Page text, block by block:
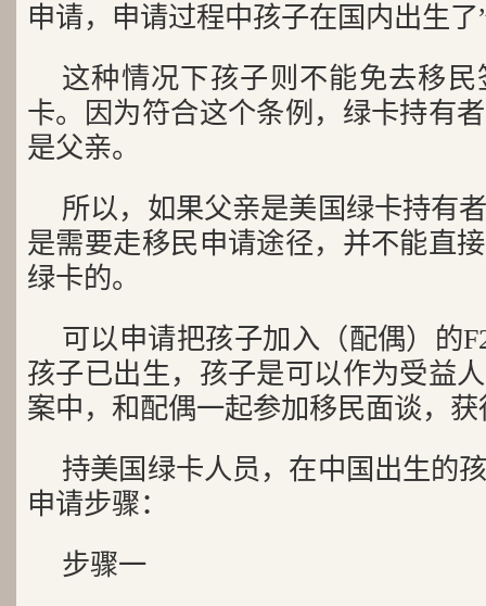
申请，申请过程中孩子在国内出生了
这种情况下孩子则不能免去移
卡。因为符合这个条例，绿卡持有
是父亲。
所以，如果父亲是美国绿卡持有
是需要走移民申请途径，并不能直
绿卡的。
可以申请把孩子加入（配偶）的
孩子已出生，孩子是可以作为受益
案中，和配偶一起参加移民面谈，
持美国绿卡人员，在中国出生的
申请步骤：
步骤一